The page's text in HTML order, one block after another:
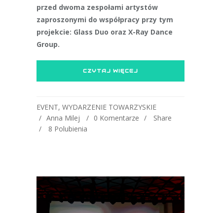
przed dwoma zespołami artystów
zaproszonymi do współpracy przy tym
projekcie: Glass Duo oraz X-Ray Dance
Group.
CZYTAJ WIĘCEJ
EVENT, WYDARZENIE TOWARZYSKIE
Anna Milej
0 Komentarze
Share
8 Polubienia